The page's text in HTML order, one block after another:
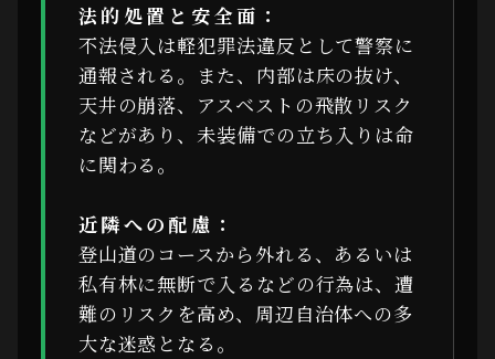
法的処置と安全面：
不法侵入は軽犯罪法違反として警察に
通報される。また、内部は床の抜け、
天井の崩落、アスベストの飛散リスク
などがあり、未装備での立ち入りは命
に関わる。
近隣への配慮：
登山道のコースから外れる、あるいは
私有林に無断で入るなどの行為は、遭
難のリスクを高め、周辺自治体への多
大な迷惑となる。